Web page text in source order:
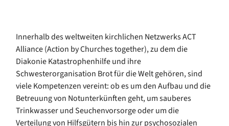
Innerhalb des weltweiten kirchlichen Netzwerks ACT
Alliance (Action by Churches together), zu dem die
Diakonie Katastrophenhilfe und ihre
Schwesterorganisation Brot für die Welt gehören, sind
viele Kompetenzen vereint: ob es um den Aufbau und die
Betreuung von Notunterkünften geht, um sauberes
Trinkwasser und Seuchenvorsorge oder um die
Verteilung von Hilfsgütern bis hin zur psychosozialen